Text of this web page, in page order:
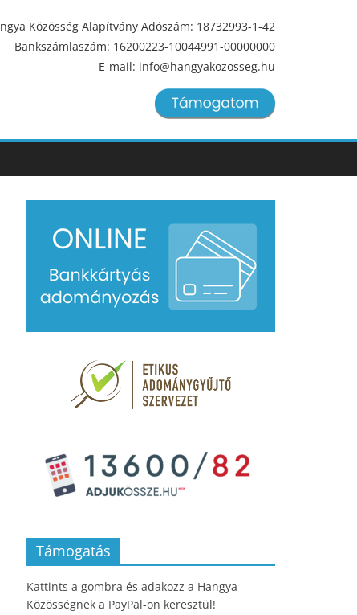
Közösség Alapítvány Adószám: 18732993-1-42
Bankszámlaszám: 16200223-10044991-00000000
E-mail: info@hangyakozosseg.hu
Támogatás
Kattints a gombra és adakozz a Hangya
Közösségnek a PayPal-on keresztül!